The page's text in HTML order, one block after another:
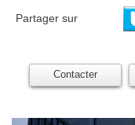
Partager sur
Contacter